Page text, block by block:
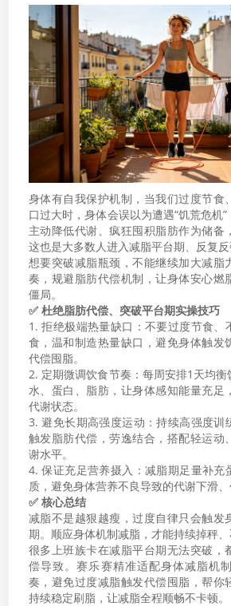
身体有自我保护机制，当我们过度节食
口过大时，身体会误以为遭遇“饥荒危机
主动降低代谢、疯狂囤积脂肪作为储备
这也是大多数人进入减脂平台期、反复反
想要突破减脂瓶颈，不能继续加大减脂
奏，规避脂肪代偿机制，让身体安心燃
僵局。
✅ 杜绝脂肪代偿、突破平台期实操技巧
1. 拒绝极端热量缺口：不要过度节食、
食，温和制造热量缺口，避免身体触发
代偿囤脂。
2. 定期微调饮食节奏：每周安排1天均
水、蛋白、脂肪，让身体感知能量充足
代谢状态。
3. 避免长期高强度运动：持续高强度训
触发脂肪代偿，劳逸结合，搭配轻运动
谢水平。
4. 保证充足营养摄入：减脂期足量补充
质，避免身体营养不良导致的代谢下滑、
✅ 核心总结
减脂不是越狠越瘦，过度自律只会触发
期。顺应身体机制减脂，才能持续掉秤、
很多上班族卡在减脂平台期无法突破，
偿导致。赛乐赛精准适配身体减脂机
奏，避免过度减脂触发代偿囤脂，帮你
持续稳定刷脂，让减脂全程顺畅不卡顿。